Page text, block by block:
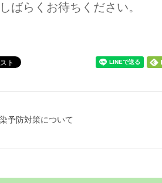
ばらくお待ちください。
予防対策について